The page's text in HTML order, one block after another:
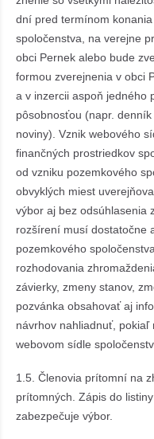
dní pred termínom
spoločenstva, na verejne
obci Pernek alebo bude
formou zverejnenia v obci
a v inzercii aspoň jedného
pôsobnosťou (napr.
noviny). Vznik webového
finančných prostriedkov
od vzniku pozemkového
obvyklých miest
výbor aj bez odsúhlasenia
rozšírení musí dostatočne
pozemkového
rozhodovania
závierky, zmeny stanov,
pozvánka obsahovať aj
návrhov nahliadnuť, pokiaľ
webovom sídle
1.5. Členovia prítomní na
prítomných. Zápis do
zabezpečuje výbor.